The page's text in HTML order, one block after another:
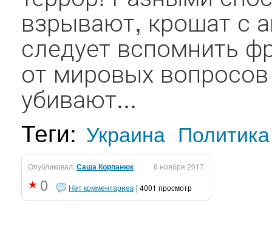
взрывают, крошат с
следует вспомнить
от мировых
убивают...
Теги: Украина Политика
Опубликовал:Саша Корпанюк 6 ноября 2017
0 Нет комментариев | 4001 просмотр